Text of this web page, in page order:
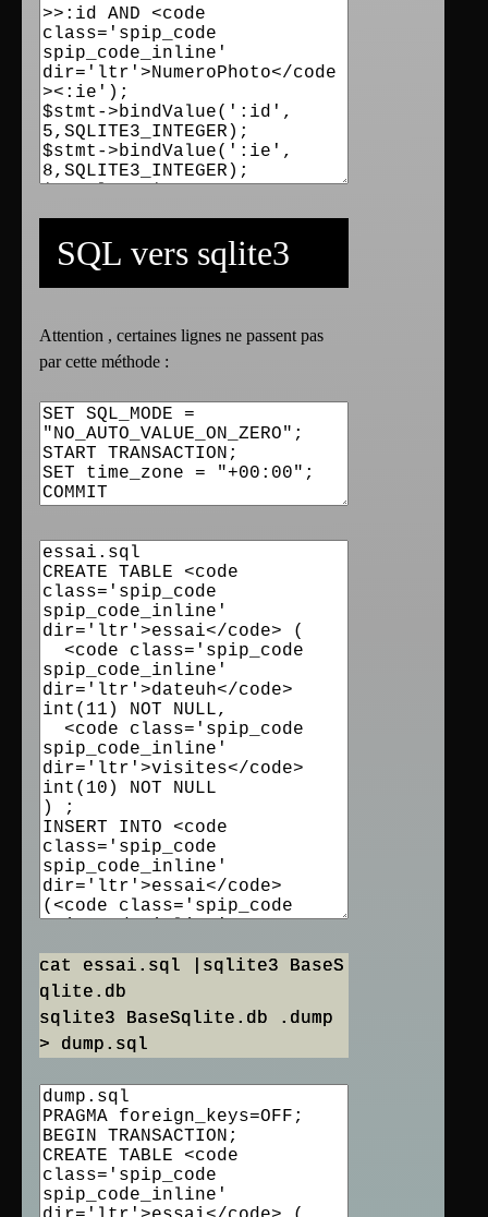
SQL vers sqlite3
Attention , certaines lignes ne passent pas
par cette méthode :
cat essai.sql |sqlite3 BaseS
qlite.db
sqlite3 BaseSqlite.db .dump
> dump.sql